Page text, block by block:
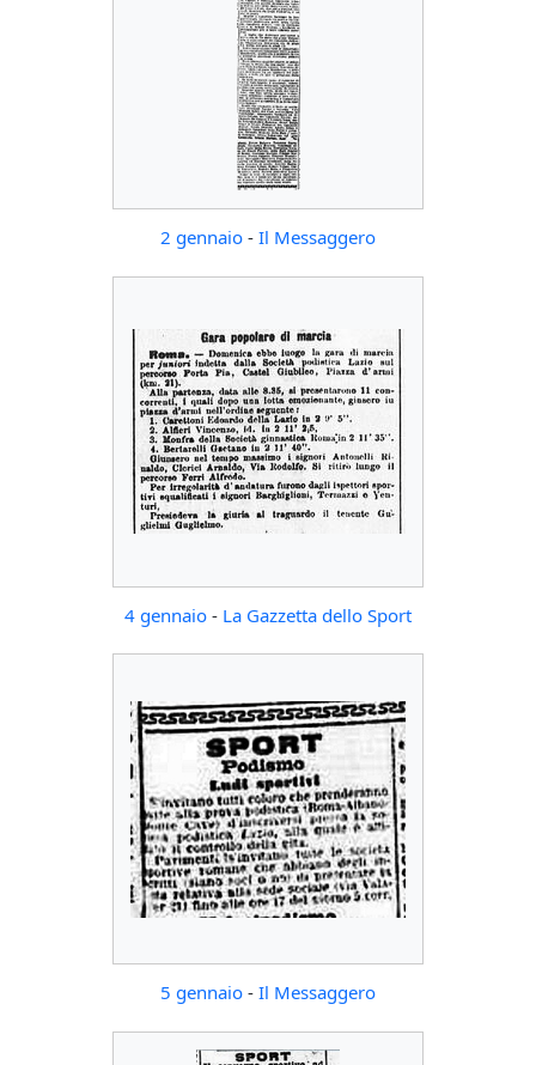
2 gennaio - Il Messaggero
4 gennaio - La Gazzetta dello Sport
5 gennaio - Il Messaggero